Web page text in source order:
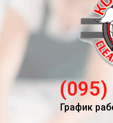
(095)
График